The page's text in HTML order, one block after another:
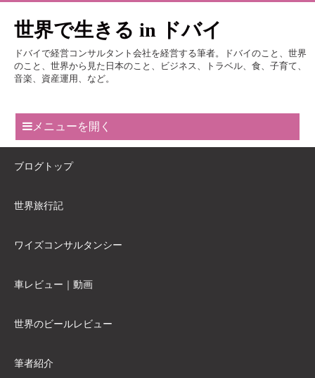
世界で生きる in ドバイ
ドバイで経営コンサルタント会社を経営する筆者。ドバイのこと、世界
のこと、世界から見た日本のこと、ビジネス、トラベル、食、子育て、
音楽、資産運用、など。
メニューを開く
ブログトップ
世界旅行記
ワイズコンサルタンシー
車レビュー｜動画
世界のビールレビュー
筆者紹介